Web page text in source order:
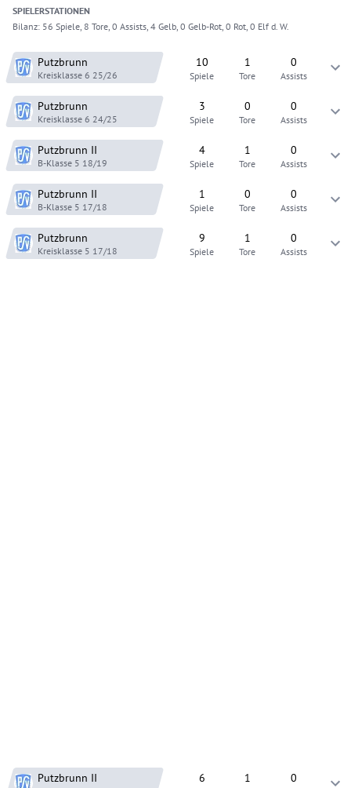
SPIELERSTATIONEN
Bilanz: 56 Spiele, 8 Tore, 0 Assists, 4 Gelb, 0 Gelb-Rot, 0 Rot, 0 Elf d. W.
Putzbrunn
Kreisklasse 6 25/26
10
Spiele
1
Tore
0
Assists
Putzbrunn
Kreisklasse 6 24/25
3
Spiele
0
Tore
0
Assists
Putzbrunn II
B-Klasse 5 18/19
4
Spiele
1
Tore
0
Assists
Putzbrunn II
B-Klasse 5 17/18
1
Spiele
0
Tore
0
Assists
Putzbrunn
Kreisklasse 5 17/18
9
Spiele
1
Tore
0
Assists
Putzbrunn II 6 1 0